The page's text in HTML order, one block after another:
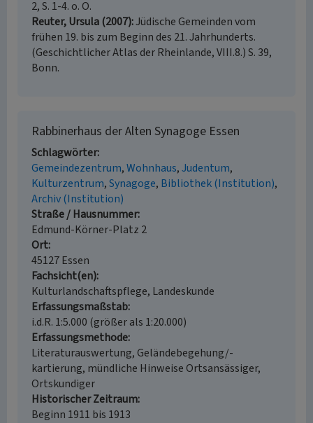
2, S. 1-4. o. O.
Reuter, Ursula (2007) Jüdische Gemeinden vom
frühen 19. bis zum Beginn des 21. Jahrhunderts.
(Geschichtlicher Atlas der Rheinlande, VIII.8.) S. 39,
Bonn.
Rabbinerhaus der Alten Synagoge Essen
Schlagwörter
Gemeindezentrum Wohnhaus Judentum
Kulturzentrum Synagoge Bibliothek (Institution)
Archiv (Institution)
Straße / Hausnummer
Edmund-Körner-Platz 2
Ort
45127 Essen
Fachsicht(en)
Kulturlandschaftspflege, Landeskunde
Erfassungsmaßstab
i.d.R. 1:5.000 (größer als 1:20.000)
Erfassungsmethode
Literaturauswertung, Geländebegehung/-
kartierung, mündliche Hinweise Ortsansässiger,
Ortskundiger
Historischer Zeitraum
Beginn 1911 bis 1913